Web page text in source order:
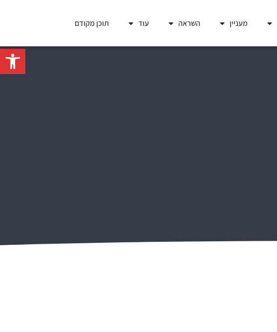
פתח
מעניין השראה עוד תוכן מקודם